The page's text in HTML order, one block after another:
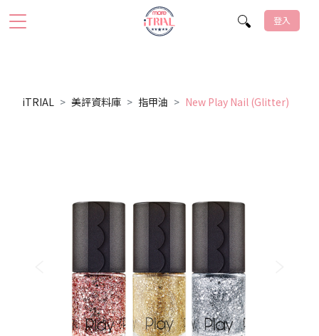
登入
iTRIAL 美評資料庫 指甲油 New Play Nail (Glitter)